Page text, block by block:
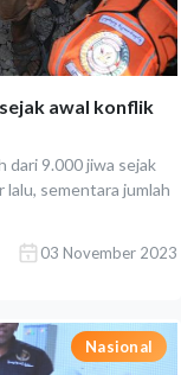
awal konflik
dari 9.000 jiwa sejak
sementara jumlah
03 November 2023
Nasional